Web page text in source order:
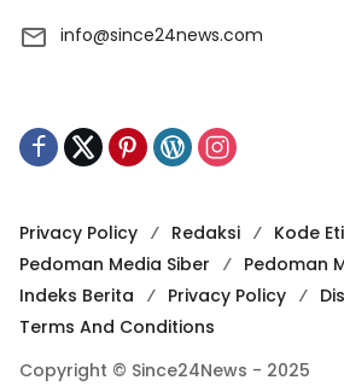
info@since24news.com
Privacy Policy Redaksi
Kode
Pedoman Media Siber
Pedoman
Indeks Berita
Privacy Policy
Terms And Conditions
Copyright © Since24News - 2025